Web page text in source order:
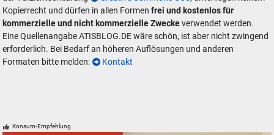
Kopierrecht und dürfen in allen Formenfrei und kostenlos für
kommerzielle und nicht kommerzielle Zweckeverwendet werden.
Eine Quellenangabe ATISBLOG.DE wäre schön, ist aber nicht zwingend
erforderlich. Bei Bedarf an höheren Auflösungen und anderen
Formaten bitte melden:
Kontakt
Konsum-Empfehlung